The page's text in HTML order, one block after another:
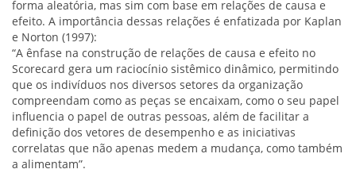
forma aleatória, mas sim com base em relações de causa e
efeito. A importância dessas relações é enfatizada por Kaplan
e Norton (1997):
“A ênfase na construção de relações de causa e efeito no
Scorecard gera um raciocínio sistêmico dinâmico, permitindo
que os indivíduos nos diversos setores da organização
compreendam como as peças se encaixam, como o seu papel
influencia o papel de outras pessoas, além de facilitar a
definição dos vetores de desempenho e as iniciativas
correlatas que não apenas medem a mudança, como também
a alimentam”.